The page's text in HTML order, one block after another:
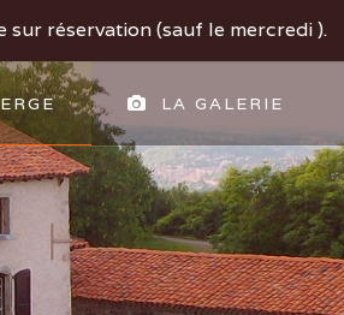
sur réservation (sauf le mercredi ).
LA GALERIE